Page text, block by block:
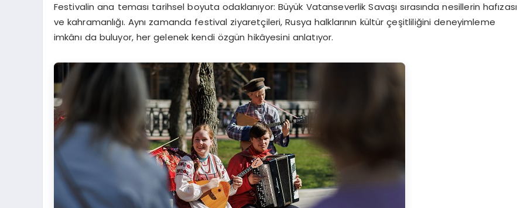
Festivalin ana teması tarihsel boyuta odaklanıyor: Büyük Vatanseverlik Savaşı sırasında nesillerin hafızası
ve kahramanlığı. Aynı zamanda festival ziyaretçileri, Rusya halklarının kültür çeşitliliğini deneyimleme
imkânı da buluyor, her gelenek kendi özgün hikâyesini anlatıyor.